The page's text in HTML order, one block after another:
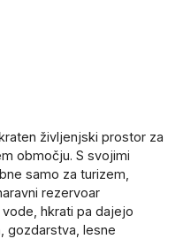
življenjski prostor za
območju. S svojimi
samo za turizem,
rezervoar
hkrati pa dajejo
gozdarstva, lesne